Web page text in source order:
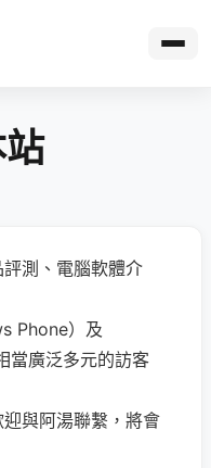
測、電腦軟體介
Phone）及
當廣泛多元的訪客
與阿湯聯繫，將會